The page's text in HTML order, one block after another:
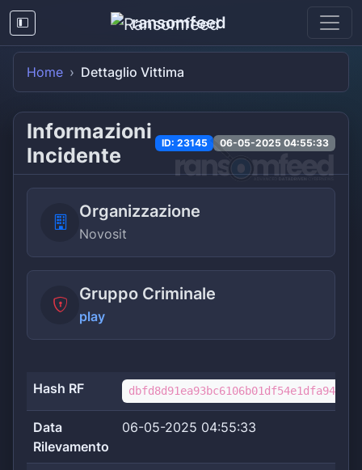
ransomfeed
Home Dettaglio Vittima
Informazioni
Incidente
ID: 23145 06-05-2025 04:55:33
Organizzazione
Novosit
Gruppo Criminale
play
Hash RF
Data
Rilevamento
06-05-2025 04:55:33